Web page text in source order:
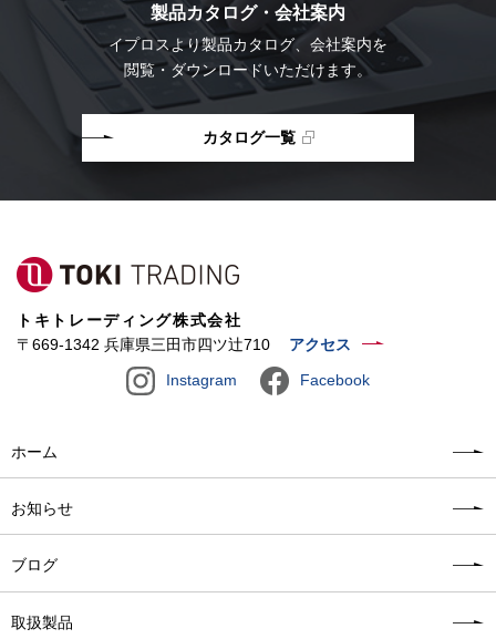
製品カタログ・会社案内
イプロスより製品カタログ、会社案内を
閲覧・ダウンロードいただけます。
カタログ一覧
トキトレーディング株式会社
〒669-1342 兵庫県三田市四ツ辻710
アクセス
Instagram Facebook
ホーム
お知らせ
ブログ
取扱製品